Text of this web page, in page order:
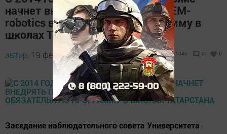
начнет внедрять программу STEM-
robotics в обязательную программу в
школах Татарстана
автор, 19 февраля 2014 - 00:52 1046 0 0
Заседание наблюдательного совета Университета